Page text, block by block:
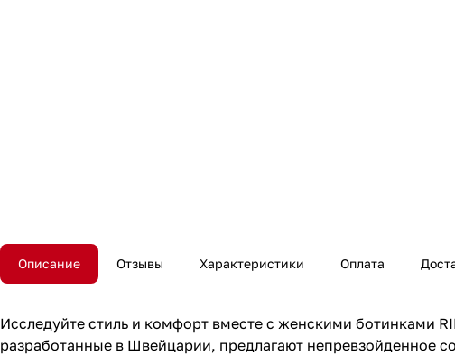
Описание Отзывы Характеристики Оплата
Исследуйте стиль и комфорт вместе с женскими ботинками
разработанные в Швейцарии, предлагают непревзойденное